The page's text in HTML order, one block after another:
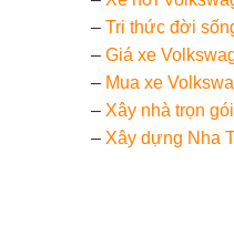
– Tri thức đời
– Giá xe
– Mua xe
– Xây nhà trọn gói
– Xây dựng Nha